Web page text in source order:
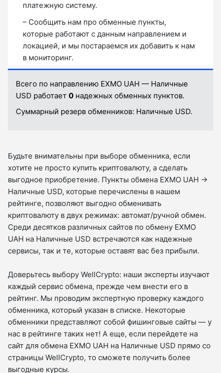
платежную систему.
– Сообщить нам про обменные пункты,
которые работают с данным направлением и
локацией, и мы постараемся их добавить к нам
в мониторинг.
Всего по направлению EXMO UAH — Наличные
USD работает 0 надежных обменных пунктов.
Суммарный резерв обменников: Наличные USD.
Будьте внимательны при выборе обменника, если
хотите не просто купить криптовалюту, а сделать
выгодное приобретение. Пункты обмена EXMO UAH →
Наличные USD, которые перечислены в нашем
рейтинге, позволяют выгодно обменивать
криптовалюту в двух режимах: автомат/ручной обмен.
Среди десятков различных сайтов по обмену EXMO
UAH на Наличные USD встречаются как надежные
сервисы, так и те, которые оставят вас без прибыли.
Доверьтесь выбору WellCrypto: наши эксперты изучают
каждый сервис обмена, прежде чем внести его в
рейтинг. Мы проводим экспертную проверку каждого
обменника, который указан в списке. Некоторые
обменники представляют собой фишинговые сайты — у
нас в рейтинге таких нет! А еще, если перейдете на
сайт для обмена EXMO UAH на Наличные USD прямо со
страницы WellCrypto, то сможете получить более
выгодные курсы.